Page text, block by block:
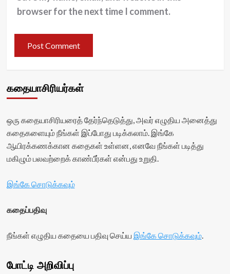
browser for the next time I comment.
கதையாசிரியர்கள்
ஒரு கதையாசிரியரைத் தேர்ந்தெடுத்து, அவர் எழுதிய அனைத்து
கதைகளையும் நீங்கள் இப்போது படிக்கலாம். இங்கே
ஆயிரக்கணக்கான கதைகள் உள்ளன, எனவே நீங்கள் படித்து
மகிழும் பலவற்றைக் காண்பீர்கள் என்பது உறுதி.
இங்கே சொடுக்கவும்
கதைப்பதிவு
நீங்கள் எழுதிய கதையை பதிவு செய்ய இங்கே சொடுக்கவும்.
போட்டி அறிவிப்பு